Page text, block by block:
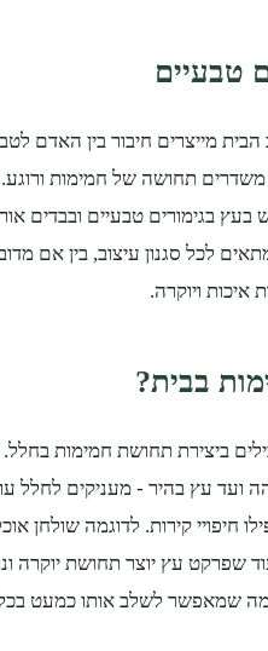
טבעיים
מייצרים חיבור בין האדם
תחושה של חמימות ורוגע.
בגימורים טבעיים ובבדים
לכל סגנון עיצוב, בין אם
ויוקרה.
בבית?
ביצירת תחושת חמימות
ועד עץ בהיר - מעניקים לחלל
חיפויי קירות. לדוגמה שולחן
שפרקט עץ יוצר תחושת יוקרה
לשלב אותו כמעט בכל